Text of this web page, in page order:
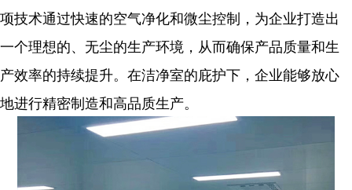
项技术通过快速的空气净化和微尘控制，为企业打造出
一个理想的、无尘的生产环境，从而确保产品质量和生
产效率的持续提升。在洁净室的庇护下，企业能够放心
地进行精密制造和高品质生产。